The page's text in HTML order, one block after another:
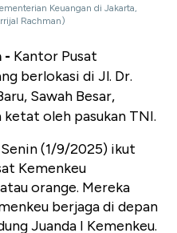
Keuangan di Jakarta,
Rachman)
- Kantor Pusat
berlokasi di Jl. Dr.
Sawah Besar,
oleh pasukan TNI.
(1/9/2025) ikut
Kemenkeu
orange. Mereka
berjaga di depan
Juanda I Kemenkeu.